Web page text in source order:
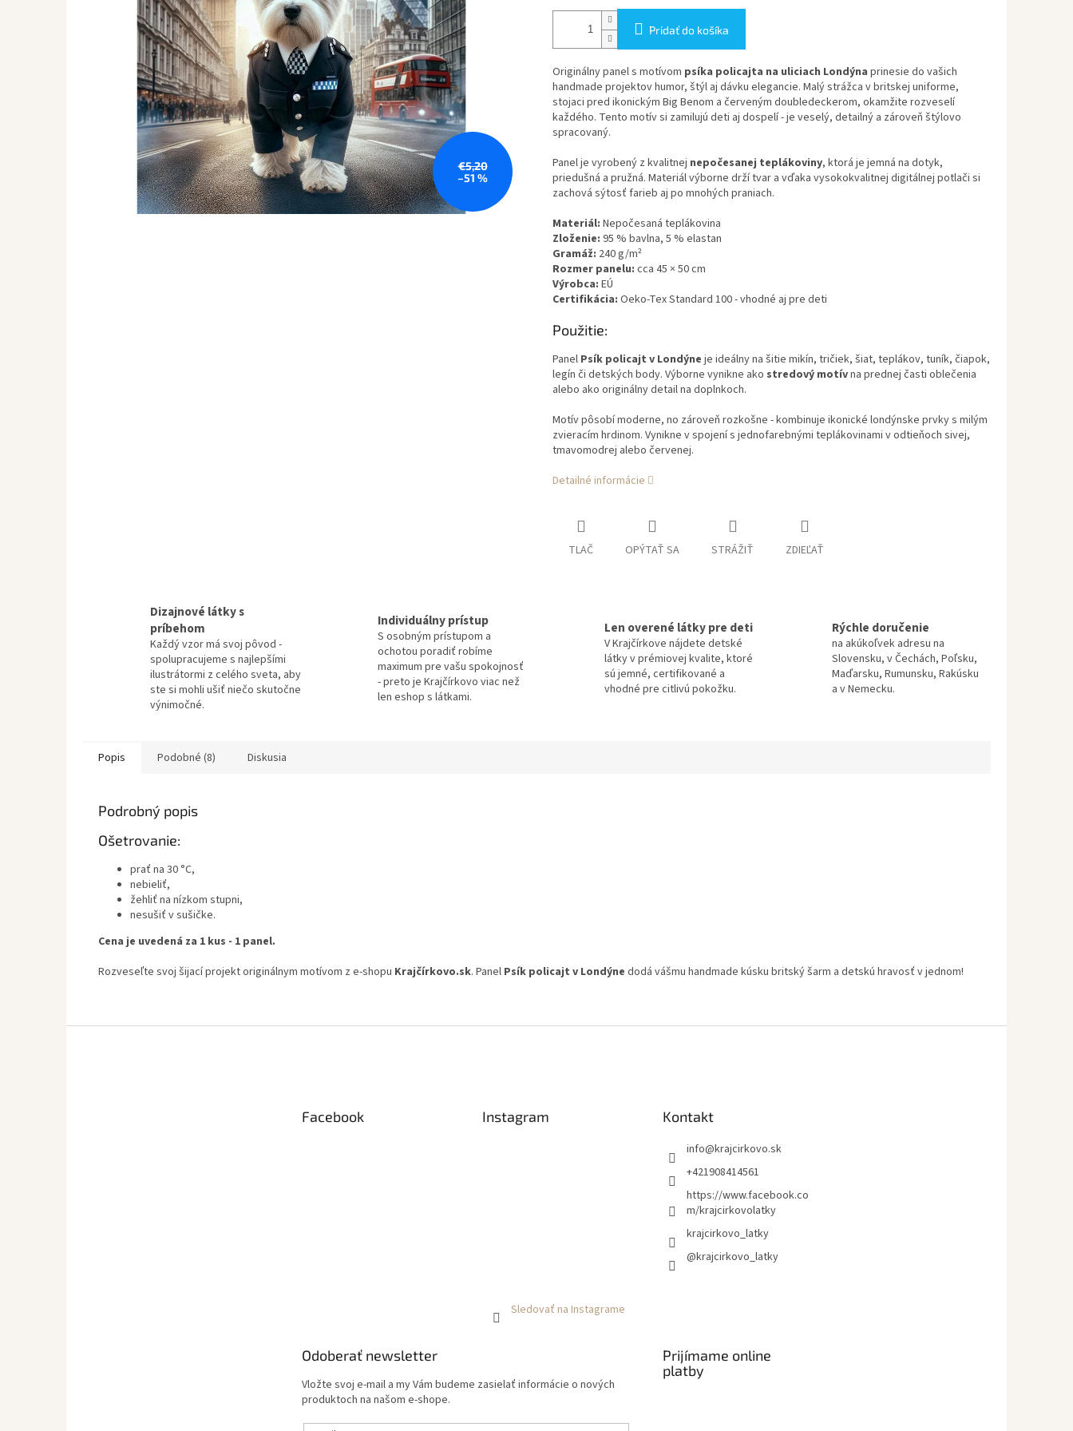
€5,20
–51 %
Pridať do košíka
Originálny panel s motívom psíka policajta na uliciach Londýna prinesie do vašich
handmade projektov humor, štýl aj dávku elegancie. Malý strážca v britskej uniforme,
stojaci pred ikonickým Big Benom a červeným doubledeckerom, okamžite rozveselí
každého. Tento motív si zamilujú deti aj dospelí - je veselý, detailný a zároveň štýlovo
spracovaný.
Panel je vyrobený z kvalitnej nepočesanej teplákoviny, ktorá je jemná na dotyk,
priedušná a pružná. Materiál výborne drží tvar a vďaka vysokokvalitnej digitálnej potlači si
zachová sýtosť farieb aj po mnohých praniach.
Materiál: Nepočesaná teplákovina
Zloženie: 95 % bavlna, 5 % elastan
Gramáž: 240 g/m²
Rozmer panelu: cca 45 × 50 cm
Výrobca: EÚ
Certifikácia: Oeko-Tex Standard 100 - vhodné aj pre deti
Použitie:
Panel Psík policajt v Londýne je ideálny na šitie mikín, tričiek, šiat, teplákov, tuník, čiapok,
legín či detských body. Výborne vynikne ako stredový motívna prednej časti oblečenia
alebo ako originálny detail na doplnkoch.
Motív pôsobí moderne, no zároveň rozkošne - kombinuje ikonické londýnske prvky s milým
zvieracím hrdinom. Vynikne v spojení s jednofarebnými teplákovinami v odtieňoch sivej,
tmavomodrej alebo červenej.
Detailné informácie
TLAČ OPÝTAŤ SA STRÁŽIŤ ZDIEĽAŤ
Dizajnové látky s
príbehom
Každý vzor má svoj pôvod -
spolupracujeme s najlepšími
ilustrátormi z celého sveta, aby
ste si mohli ušiť niečo skutočne
výnimočné.
Individuálny prístup
S osobným prístupom a
ochotou poradiť robíme
maximum pre vašu spokojnosť
- preto je Krajčírkovo viac než
len eshop s látkami.
Len overené látky pre deti
V Krajčírkove nájdete detské
látky v prémiovej kvalite, ktoré
sú jemné, certifikované a
vhodné pre citlivú pokožku.
Rýchle doručenie
na akúkoľvek adresu na
Slovensku, v Čechách, Poľsku,
Maďarsku, Rumunsku, Rakúsku
a v Nemecku.
Popis Podobné (8) Diskusia
Podrobný popis
Ošetrovanie:
prať na 30 °C,
nebieliť,
žehliť na nízkom stupni,
nesušiť v sušičke.
Cena je uvedená za 1 kus - 1 panel.
Rozveseľte svoj šijací projekt originálnym motívom z e-shopu Krajčírkovo.sk. Panel Psík policajt v Londýne dodá vášmu handmade kúsku britský šarm a detskú hravosť v jednom!
Facebook Instagram
Sledovať na Instagrame
Kontakt
info@krajcirkovo.sk
+421908414561
https://www.facebook.co
m/krajcirkovolatky
krajcirkovo_latky
@krajcirkovo_latky
Odoberať newsletter
Vložte svoj e-mail a my Vám budeme zasielať informácie o nových
produktoch na našom e-shope.
Prijímame online
platby